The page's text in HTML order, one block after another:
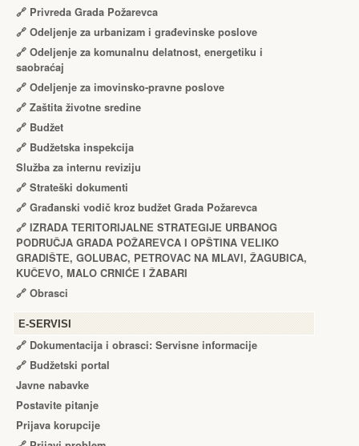
🔗 Privreda Grada Požarevca
🔗 Odeljenje za urbanizam i građevinske poslove
🔗 Odeljenje za komunalnu delatnost, energetiku i
saobraćaj
🔗 Odeljenje za imovinsko-pravne poslove
🔗 Zaštita životne sredine
🔗 Budžet
🔗 Budžetska inspekcija
Služba za internu reviziju
🔗 Strateški dokumenti
🔗 Građanski vodič kroz budžet Grada Požarevca
🔗 IZRADA TЕRITORIJALNЕ STRATЕGIJЕ URBANOG
PODRUČJA GRADA POŽARЕVCA I OPŠTINA VЕLIKO
GRADIŠTЕ, GOLUBAC, PЕTROVAC NA MLAVI, ŽAGUBICA,
KUČЕVO, MALO CRNIĆЕ I ŽABARI
🔗 Obrasci
Е-SERVISI
🔗 Dokumentacija i obrasci: Servisne informacije
🔗 Budžetski portal
Javne nabavke
Postavite pitanje
Prijava korupcije